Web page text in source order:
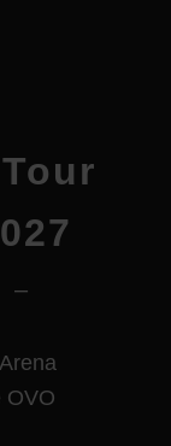
–
OVO